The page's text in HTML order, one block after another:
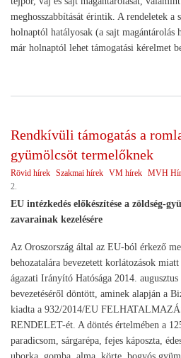
meghosszabbítását érintik. A rendeletek a
holnaptól hatályosak (a sajt magántárolás
már holnaptól lehet támogatási kérelmet
Rendkívüli támogatás a
gyümölcsöt termelőknek
Rövid hírek Szakmai hírek VM hírek MVH
2.
EU intézkedés előkészítése a zöldség-
zavarainak kezelésére
Az Oroszország által az EU-ból érkező
behozatalára bevezetett korlátozások
ágazati Irányító Hatósága 2014.
bevezetéséről döntött, aminek alapján a
kiadta a 932/2014/EU
RENDELET-ét. A döntés értelmében a
paradicsom, sárgarépa, fejes káposzta,